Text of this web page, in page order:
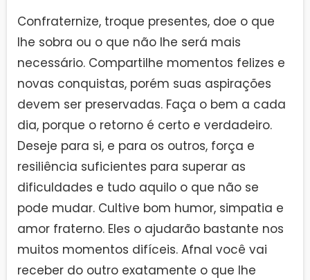
Confraternize, troque presentes, doe o que
lhe sobra ou o que não lhe será mais
necessário. Compartilhe momentos felizes e
novas conquistas, porém suas aspirações
devem ser preservadas. Faça o bem a cada
dia, porque o retorno é certo e verdadeiro.
Deseje para si, e para os outros, força e
resiliência suficientes para superar as
dificuldades e tudo aquilo o que não se
pode mudar. Cultive bom humor, simpatia e
amor fraterno. Eles o ajudarão bastante nos
muitos momentos difíceis. Afnal você vai
receber do outro exatamente o que lhe